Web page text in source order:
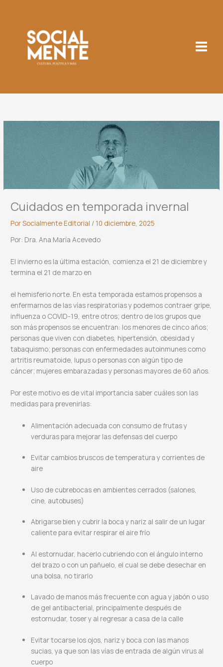
Cuidados en temporada invernal
PorSocialmente Editorial / 10 diciembre, 2025
Por: Dra. Ana María Acevedo
El invierno es la última estación, comienza el 21 de diciembre y
termina el 21 de marzo en
el hemisferio norte. En esta temporada estamos propensos a
enfermarnos de las vías respiratorias y podemos contraer gripe,
influenza o COVID-19, entre otros; dentro de los grupos que
son más propensos se encuentran: los menores de cinco años;
personas que viven con diabetes, hipertensión, obesidad y
tabaquismo; personas con enfermedades autoinmunes como
artritis reumatoide, lupus o personas con algún tipo de
cáncer; mujeres embarazadas y personas mayores de 60 años.
Por este motivo es de vital importancia saber cuáles son las
medidas para prevenirlas:
Alimentación adecuada con consumo de frutas y
verduras para mejorar las defensas del cuerpo
Evitar cambios bruscos de temperatura y corrientes de
aire
Uso de cubrebocas en ambientes cerrados (salones,
cine, autobuses)
Abrigarse bien y cubrir la boca y nariz al salir de un lugar
caliente para evitar respirar el aire frío
Al estornudar, hacerlo cubriendo con el ángulo interno
del brazo o con un pañuelo, el cual se debe desechar en
una bolsa, no tirarlo
Lavado de manos más frecuente con agua y jabón o uso
de gel antibacterial, principalmente después de
estornudar, toser y al regresar a casa de la calle
Evitar tocarse los ojos, nariz y boca con las manos
sucias, ya que son las vías de entrada de algún virus al
cuerpo